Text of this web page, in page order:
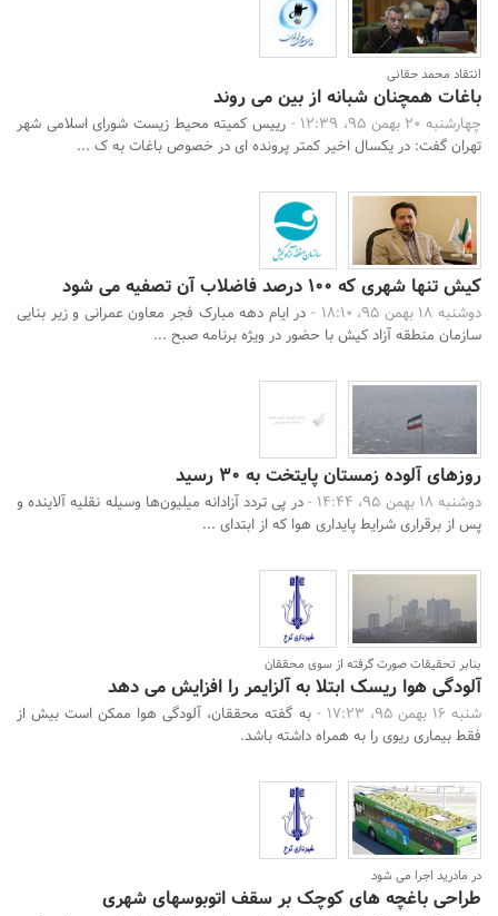
انتقاد محمد حقانی
باغات همچنان شبانه از بین می روند
چهارشنبه 20 بهمن 95، 12:39 -
رییس کمیته محیط زیست شورای اسلامی شهر
تهران گفت: در یکسال اخیر کمتر پرونده ای در خصوص باغات به ک ...
کیش تنها شهری که 100 درصد فاضلاب آن تصفیه می شود
دوشنبه 18 بهمن 95، 18:10 -
در ایام دهه مبارک فجر معاون عمرانی و زیر بنایی
سازمان منطقه آزاد کیش با حضور در ویژه برنامه صبح ...
روزهای آلوده زمستان پایتخت به 30 رسید
دوشنبه 18 بهمن 95، 14:44 -
در پی تردد آزادانه میلیون‌ها وسیله نقلیه آلاینده و
پس از برقراری شرایط پایداری هوا که از ابتدای ...
بنابر تحقیقات صورت گرفته از سوی محققان
آلودگی هوا ریسک ابتلا به آلزایمر را افزایش می دهد
شنبه 16 بهمن 95، 17:23 -
به گفته محققان، آلودگی هوا ممکن است بیش از
فقط بیماری ریوی را به همراه داشته باشد.
در مادرید اجرا می شود
طراحی باغچه های کوچک بر سقف اتوبوسهای شهری